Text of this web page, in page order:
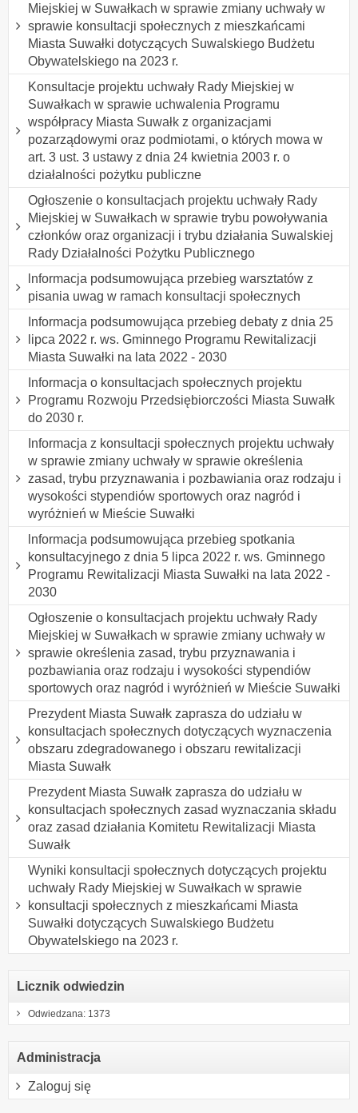
Miejskiej w Suwałkach w sprawie zmiany uchwały w
sprawie konsultacji społecznych z mieszkańcami
Miasta Suwałki dotyczących Suwalskiego Budżetu
Obywatelskiego na 2023 r.
Konsultacje projektu uchwały Rady Miejskiej w
Suwałkach w sprawie uchwalenia Programu
współpracy Miasta Suwałk z organizacjami
pozarządowymi oraz podmiotami, o których mowa w
art. 3 ust. 3 ustawy z dnia 24 kwietnia 2003 r. o
działalności pożytku publiczne
Ogłoszenie o konsultacjach projektu uchwały Rady
Miejskiej w Suwałkach w sprawie trybu powoływania
członków oraz organizacji i trybu działania Suwalskiej
Rady Działalności Pożytku Publicznego
lnformacja podsumowująca przebieg warsztatów z
pisania uwag w ramach konsultacji społecznych
Informacja podsumowująca przebieg debaty z dnia 25
lipca 2022 r. ws. Gminnego Programu Rewitalizacji
Miasta Suwałki na lata 2022 - 2030
Informacja o konsultacjach społecznych projektu
Programu Rozwoju Przedsiębiorczości Miasta Suwałk
do 2030 r.
Informacja z konsultacji społecznych projektu uchwały
w sprawie zmiany uchwały w sprawie określenia
zasad, trybu przyznawania i pozbawiania oraz rodzaju i
wysokości stypendiów sportowych oraz nagród i
wyróżnień w Mieście Suwałki
lnformacja podsumowująca przebieg spotkania
konsultacyjnego z dnia 5 lipca 2022 r. ws. Gminnego
Programu Rewitalizacji Miasta Suwałki na lata 2022 -
2030
Ogłoszenie o konsultacjach projektu uchwały Rady
Miejskiej w Suwałkach w sprawie zmiany uchwały w
sprawie określenia zasad, trybu przyznawania i
pozbawiania oraz rodzaju i wysokości stypendiów
sportowych oraz nagród i wyróżnień w Mieście Suwałki
Prezydent Miasta Suwałk zaprasza do udziału w
konsultacjach społecznych dotyczących wyznaczenia
obszaru zdegradowanego i obszaru rewitalizacji
Miasta Suwałk
Prezydent Miasta Suwałk zaprasza do udziału w
konsultacjach społecznych zasad wyznaczania składu
oraz zasad działania Komitetu Rewitalizacji Miasta
Suwałk
Wyniki konsultacji społecznych dotyczących projektu
uchwały Rady Miejskiej w Suwałkach w sprawie
konsultacji społecznych z mieszkańcami Miasta
Suwałki dotyczących Suwalskiego Budżetu
Obywatelskiego na 2023 r.
Licznik odwiedzin
Odwiedzana: 1373
Administracja
Zaloguj się